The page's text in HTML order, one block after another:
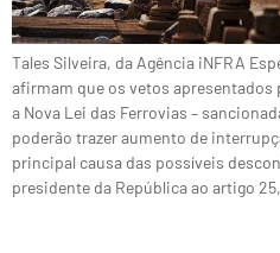
Tales Silveira, da Agência iNFRA
afirmam que os vetos apresentados
a Nova Lei das Ferrovias –
poderão trazer aumento de
principal causa das possíveis
presidente da República ao artigo